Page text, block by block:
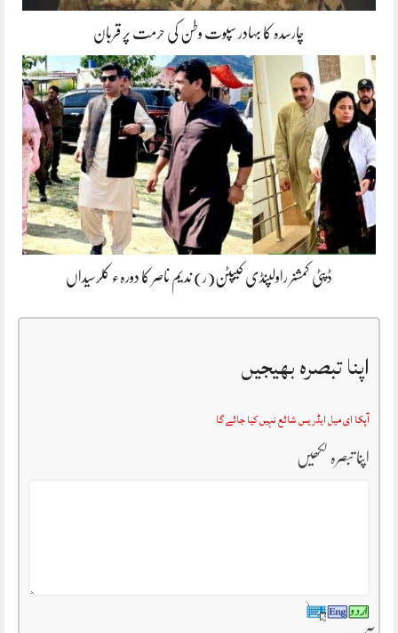
چارسدہ کا بہادر سپوت وطن کی حرمت پر قربان
ڈپٹی کمشنر راولپنڈی کیپٹن(ر) ندیم ناصر کا دورہء کلرسیداں
اپنا تبصرہ بھیجیں
آپکا ای میل ایڈریس شائع نہیں کیا جائے گا
اپنا تبصرہ لکھیں